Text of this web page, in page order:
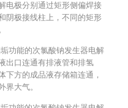
电极分别通过矩形侧偏焊接
阴极接线柱上，不同的矩形
功能的次氯酸钠发生器电解
出口连通有排液管和排氢
下方的成品液存储箱连通，
界大气。